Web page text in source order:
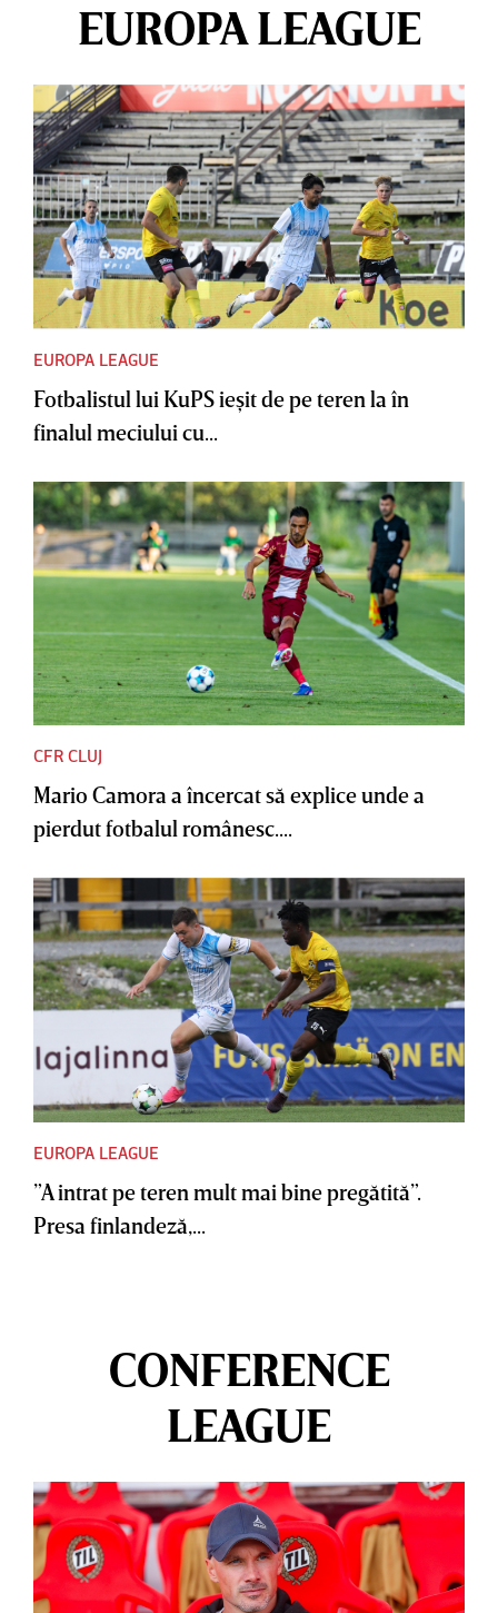
EUROPA LEAGUE
EUROPA LEAGUE
Fotbalistul lui KuPS ieşit de pe teren la în
finalul meciului cu...
CFR CLUJ
Mario Camora a încercat să explice unde a
pierdut fotbalul românesc....
EUROPA LEAGUE
”A intrat pe teren mult mai bine pregătită”.
Presa finlandeză,...
CONFERENCE
LEAGUE